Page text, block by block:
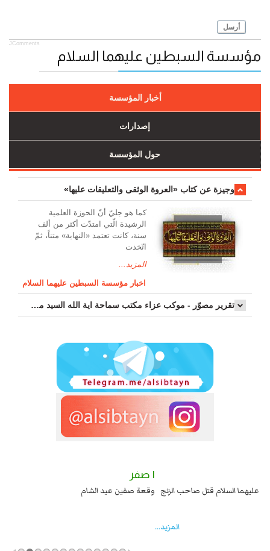
أرسل
JComments
مؤسسة السبطين عليهما السلام
أخبار المؤسسة
إصدارات
حول المؤسسة
وجیزة عن کتاب «العروة الوثقی والتعلیقات علیها»
کما هو جليّ أنّ الحوزة العلمیة
الرشیدة الّتي امتدّت أكثر من ألف
سنة، كانت تعتمد «النهاية» متناً، ثمّ
اتّخذت
المزيد...
اخبار مؤسسة السبطين عليهما السلام
تقرير مصوّر - موكب عزاء مکتب سماحة اية الله السيد مرتضى الموسوي الاصفهاني في يوم إستشهاد السيدة فاطم...
السبايا عند يزيد شهادة زيد بن علي بن الحسين عليهما السلام قتل صاحب الزنج